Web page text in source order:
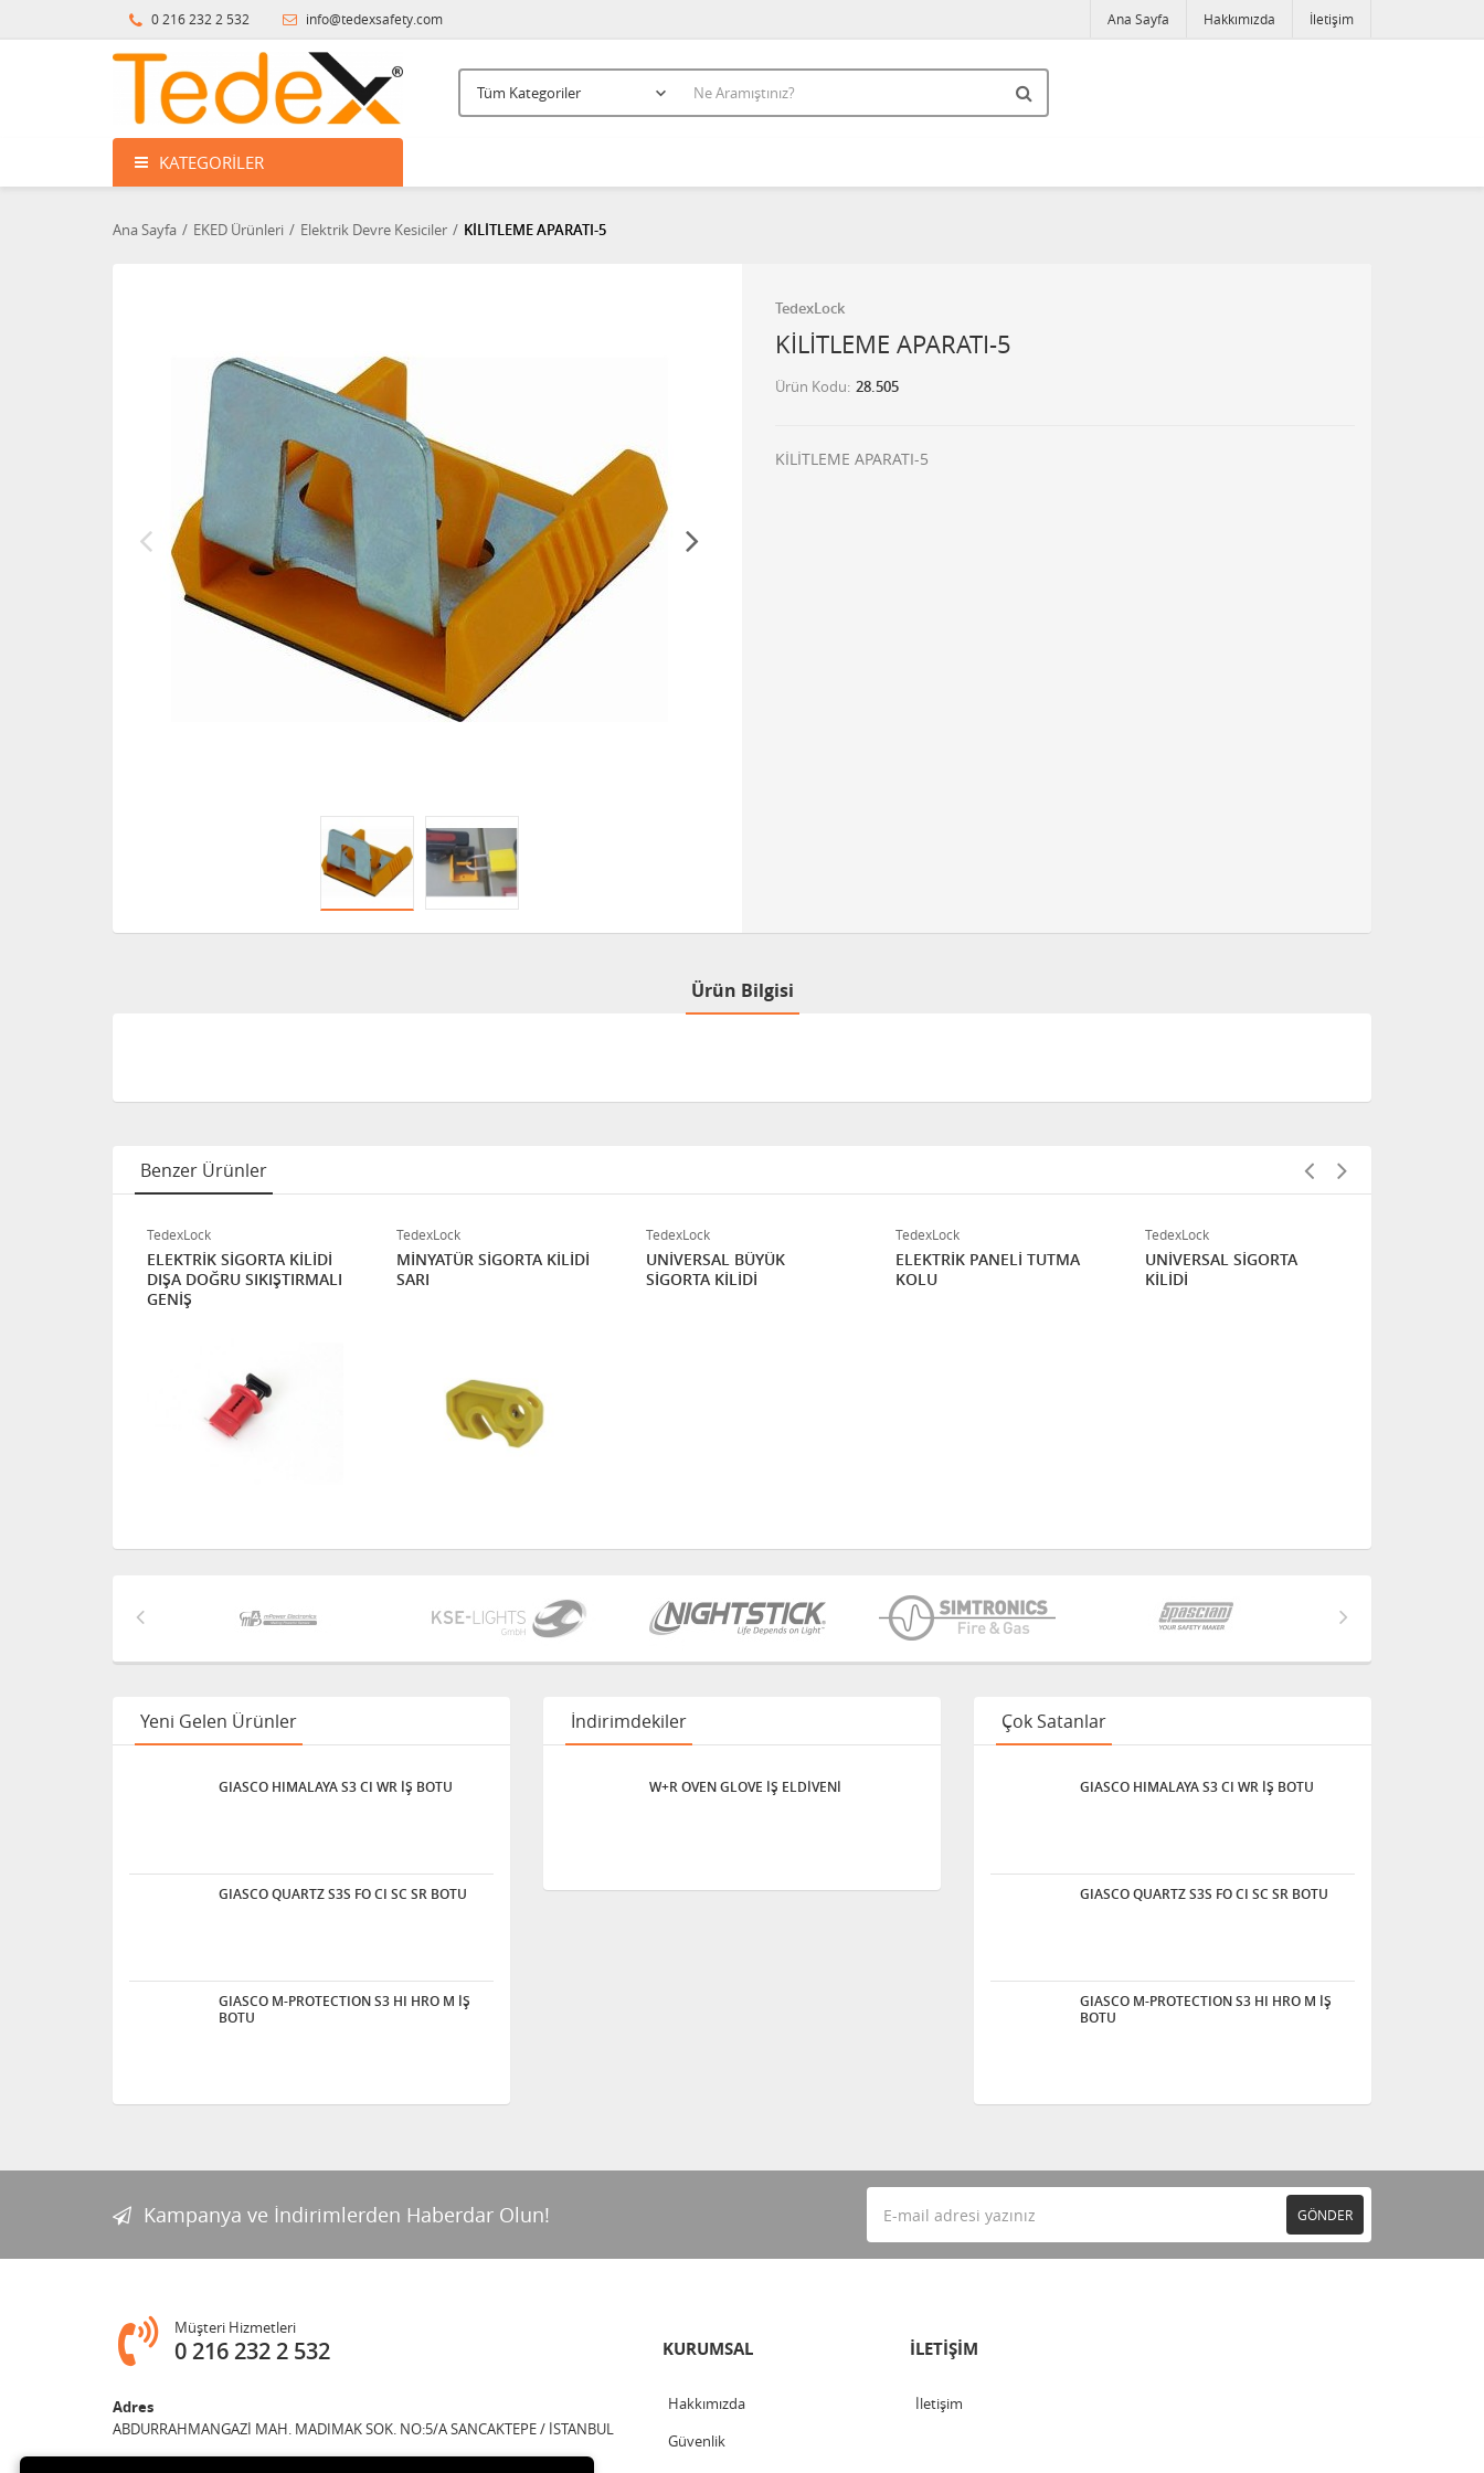
0 216 232 2 532 info@tedexsafety.com Ana Sayfa Hakkımızda İletişim
KATEGORILER
Ana Sayfa EKED Ürünleri Elektrik Devre Kesiciler KİLİTLEME APARATI-5
TedexLock
KİLİTLEME APARATI-5
Ürün Kodu 28.505
KİLİTLEME APARATI-5
Ürün Bilgisi
Benzer Ürünler
TedexLock
ELEKTRİK SİGORTA KİLİDİ
DIŞA DOĞRU SIKIŞTIRMALI
GENİŞ
TedexLock
MİNYATÜR SİGORTA KİLİDİ
SARI
TedexLock
UNİVERSAL BÜYÜK
SİGORTA KİLİDİ
TedexLock
ELEKTRİK PANELİ TUTMA
KOLU
TedexLock
UNİVERSAL SİGORTA
KİLİDİ
Yeni Gelen Ürünler
GIASCO HIMALAYA S3 CI WR İŞ BOTU
GIASCO QUARTZ S3S FO CI SC SR BOTU
GIASCO M-PROTECTION S3 HI HRO M İŞ
BOTU
İndirimdekiler
W+R OVEN GLOVE İŞ ELDİVENİ
Çok Satanlar
GIASCO HIMALAYA S3 CI WR İŞ BOTU
GIASCO QUARTZ S3S FO CI SC SR BOTU
GIASCO M-PROTECTION S3 HI HRO M İŞ
BOTU
Kampanya ve İndirimlerden Haberdar Olun! GÖNDER
Müşteri Hizmetleri
0 216 232 2 532
Adres
ABDURRAHMANGAZİ MAH. MADIMAK SOK. NO:5/A SANCAKTEPE / İSTANBUL
KURUMSAL
Hakkımızda
Güvenlik
İLETİŞİM
İletişim